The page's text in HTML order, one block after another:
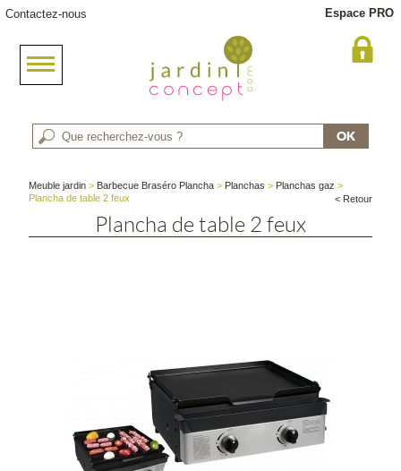
Contactez-nous Espace PRO
Meuble jardin > Barbecue Braséro Plancha > Planchas > Planchas gaz >
Plancha de table 2 feux
< Retour
Plancha de table 2 feux